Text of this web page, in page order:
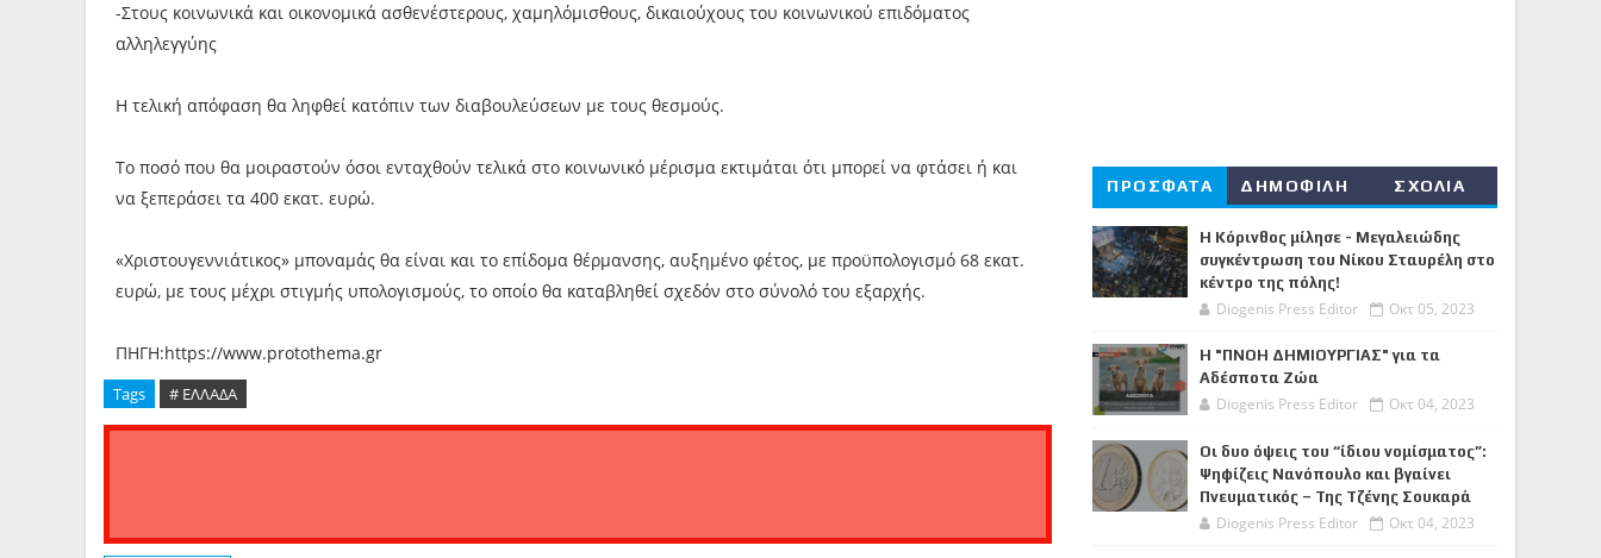
-Στους κοινωνικά και οικονομικά ασθενέστερους, χαμηλόμισθους, δικαιούχους του κοινωνικού επιδόματος
αλληλεγγύης
Η τελική απόφαση θα ληφθεί κατόπιν των διαβουλεύσεων με τους θεσμούς.
Το ποσό που θα μοιραστούν όσοι ενταχθούν τελικά στο κοινωνικό μέρισμα εκτιμάται ότι μπορεί να φτάσει ή και
να ξεπεράσει τα 400 εκατ. ευρώ.
«Χριστουγεννιάτικος» μποναμάς θα είναι και το επίδομα θέρμανσης, αυξημένο φέτος, με προϋπολογισμό 68 εκατ.
ευρώ, με τους μέχρι στιγμής υπολογισμούς, το οποίο θα καταβληθεί σχεδόν στο σύνολό του εξαρχής.
ΠΗΓΗ:https://www.protothema.gr
Tags # ΕΛΛΑΔΑ
ΠΡΟΣΦΑΤΑ ΔΗΜΟΦΙΛΗ ΣΧΟΛΙΑ
Η Κόρινθος μίλησε - Μεγαλειώδης
συγκέντρωση του Νίκου Σταυρέλη στο
κέντρο της πόλης!
Diogenis Press Editor Οκτ 05, 2023
Η "ΠΝΟΗ ΔΗΜΙΟΥΡΓΙΑΣ" για τα
Αδέσποτα Ζώα
Diogenis Press Editor Οκτ 04, 2023
Οι δυο όψεις του “ίδιου νομίσματος”:
Ψηφίζεις Νανόπουλο και βγαίνει
Πνευματικός – Της Τζένης Σουκαρά
Diogenis Press Editor Οκτ 04, 2023